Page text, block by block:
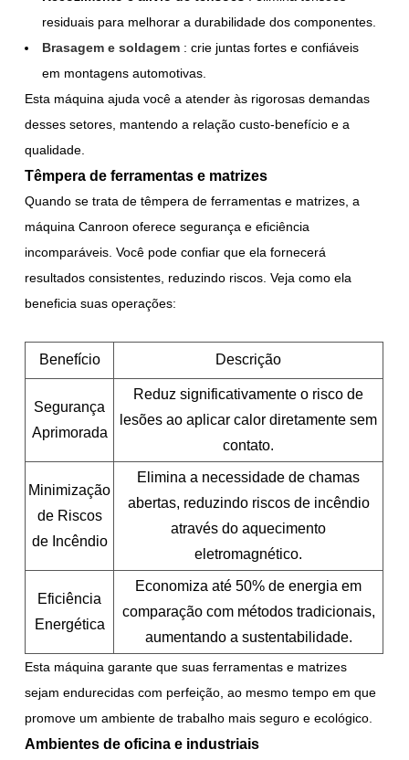
residuais para melhorar a durabilidade dos componentes.
Brasagem e soldagem : crie juntas fortes e confiáveis
em montagens automotivas.
Esta máquina ajuda você a atender às rigorosas demandas
desses setores, mantendo a relação custo-benefício e a
qualidade.
Têmpera de ferramentas e matrizes
Quando se trata de têmpera de ferramentas e matrizes, a
máquina Canroon oferece segurança e eficiência
incomparáveis. Você pode confiar que ela fornecerá
resultados consistentes, reduzindo riscos. Veja como ela
beneficia suas operações:
Benefício Descrição
Segurança
Aprimorada
Reduz significativamente o risco de
lesões ao aplicar calor diretamente sem
contato.
Minimização
de Riscos
de Incêndio
Elimina a necessidade de chamas
abertas, reduzindo riscos de incêndio
através do aquecimento
eletromagnético.
Eficiência
Energética
Economiza até 50% de energia em
comparação com métodos tradicionais,
aumentando a sustentabilidade.
Esta máquina garante que suas ferramentas e matrizes
sejam endurecidas com perfeição, ao mesmo tempo em que
promove um ambiente de trabalho mais seguro e ecológico.
Ambientes de oficina e industriais